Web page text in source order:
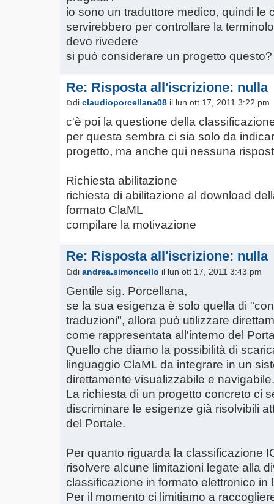
io sono un traduttore medico, quindi le
servirebbero per controllare la
devo rivedere
si può considerare un progetto questo?
Re: Risposta all'iscrizione: nulla
di claudioporcellana08 il lun ott 17, 2011 3:22 pm
c'è poi la questione della
per questa sembra ci sia solo da
progetto, ma anche qui nessuna
Richiesta abilitazione
richiesta di abilitazione al download
formato ClaML
compilare la motivazione
Re: Risposta all'iscrizione: nulla
di andrea.simoncello il lun ott 17, 2011 3:43 pm
Gentile sig. Porcellana,
se la sua esigenza è solo quella di
traduzioni", allora può utilizzare
come rappresentata all'interno del
Quello che diamo la possibilità di
linguaggio ClaML da integrare in un
direttamente visualizzabile e navigabile.
La richiesta di un progetto concreto ci
discriminare le esigenze già risolvibili
del Portale.
Per quanto riguarda la classificazione
risolvere alcune limitazioni legate alla
classificazione in formato elettronico in
Per il momento ci limitiamo a